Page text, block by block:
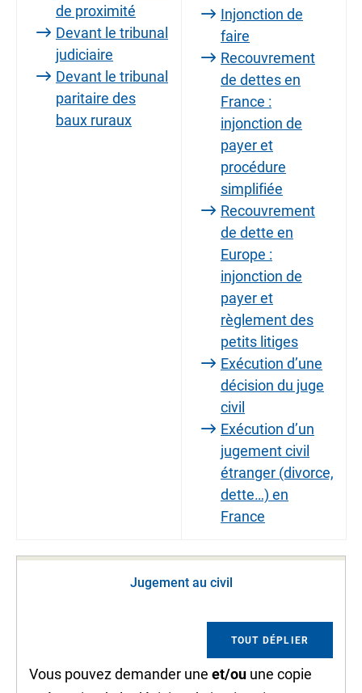
de proximité
Devant le tribunal
judiciaire
Devant le tribunal
paritaire des
baux ruraux
Injonction de
faire
Recouvrement
de dettes en
France :
injonction de
payer et
procédure
simplifiée
Recouvrement
de dette en
Europe :
injonction de
payer et
règlement des
petits litiges
Exécution d’une
décision du juge
civil
Exécution d’un
jugement civil
étranger (divorce,
dette…) en
France
Jugement au civil
TOUT DÉPLIER
Vous pouvez demander une et/ou une copie